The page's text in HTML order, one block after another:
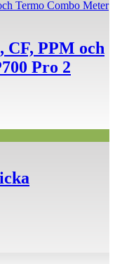
CF, PPM och
Pro 2